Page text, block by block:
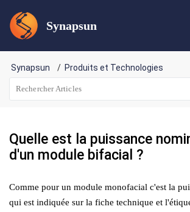
Synapsun
Synapsun Produits et Technologies
Quelle est la puissance
d'un module bifacial ?
Comme pour un module monofacial c'est la
qui est indiquée sur la fiche technique et